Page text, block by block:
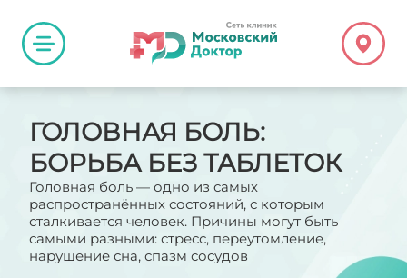
ГОЛОВНАЯ БОЛЬ:
БОРЬБА БЕЗ ТАБЛЕТОК
Головная боль — одно из самых
распространённых состояний, с которым
сталкивается человек. Причины могут быть
самыми разными: стресс, переутомление,
нарушение сна, спазм сосудов